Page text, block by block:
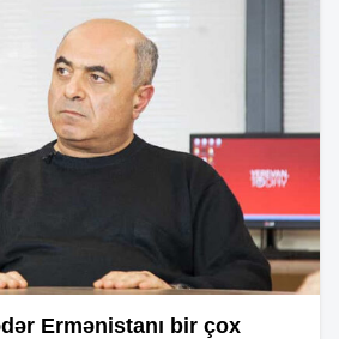
Ermənistanı bir çox